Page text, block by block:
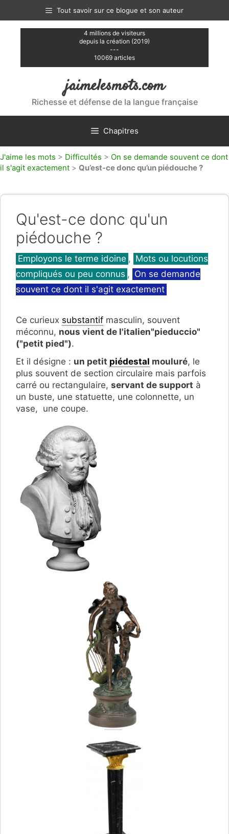
contenu
Tout savoir sur ce blogue et son auteur
4 millions de visiteurs
depuis la création (2019)
---
10069 articles
jaimelesmots.com
Richesse et défense de la langue française
Chapitres
J'aime les mots > Difficultés > On se demande souvent ce dont
il s'agit exactement > Qu’est-ce donc qu’un piédouche ?
Qu'est-ce donc qu'un
piédouche ?
Catégories
Employons le terme idoine , Mots ou locutions
compliqués ou peu connus , On se demande
souvent ce dont il s'agit exactement
Ce curieux substantif masculin, souvent
méconnu, nous vient de l'italien"pieduccio"
("petit pied").
Et il désigne : un petit piédestal mouluré, le
plus souvent de section circulaire mais parfois
carré ou rectangulaire, servant de support à
un buste, une statuette, une colonnette, un
vase, une coupe.